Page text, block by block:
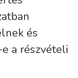
és
a részvételi